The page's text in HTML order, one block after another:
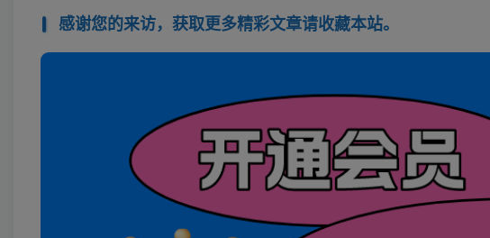
感谢您的来访，获取更多精彩文章请收藏本站。